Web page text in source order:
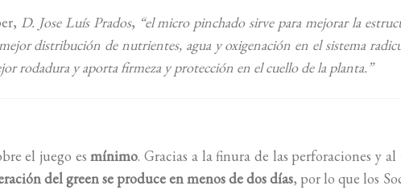
D. Jose Luís Prados, “el micro pinchado sirve para mejorar la
distribución de nutrientes, agua y oxigenación en el sistema
rodadura y aporta firmeza y protección en el cuello de la planta.”
el juego esmínimo. Gracias a la finura de las perforaciones y al
del green se produce en menos de dos días, por lo que los